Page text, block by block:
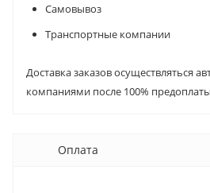
Самовывоз
Транспортные компании
Доставка заказов осуществляться
компаниями после 100%
Оплата